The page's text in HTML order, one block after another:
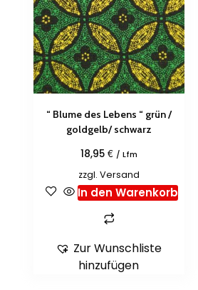
Produkt-Kategorien
Produkt Schlagwörter
“ Blume des Lebens “ grün /
goldgelb/ schwarz
18,95 € / Lfm
zzgl. Versand
In den Warenkorb
Zur Wunschliste
hinzufügen